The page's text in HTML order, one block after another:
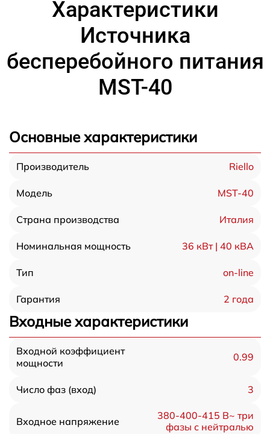
Характеристики
Источника
бесперебойного питания
MST-40
Основные характеристики
Производитель Riello
Модель MST-40
Страна производства Италия
Номинальная мощность 36 кВт | 40 кВА
Тип on-line
Гарантия 2 года
Входные характеристики
Входной коэффициент
мощности
0.99
Число фаз (вход) 3
Входное напряжение
380-400-415 В~ три
фазы с нейтралью